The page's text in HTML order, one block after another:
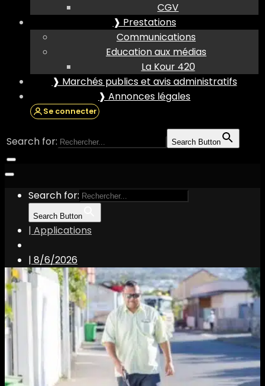
CGV
❱ Prestations
Communications
Education aux médias
La Kour 420
❱ Marchés publics et avis administratifs
❱ Annonces légales
Se connecter
Search for: Search Button
Search for:
Search Button
| Applications
| 8/6/2026